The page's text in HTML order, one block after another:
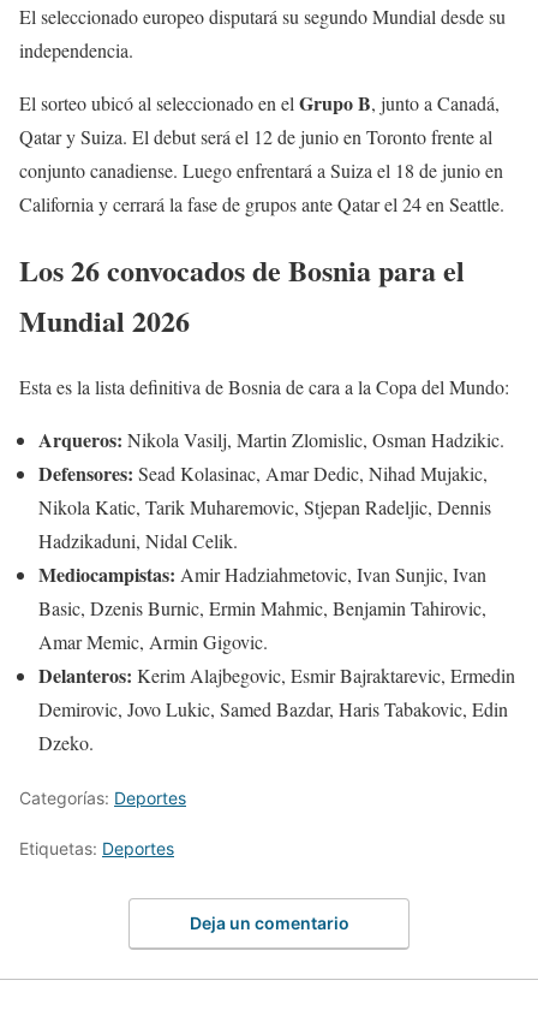
El seleccionado europeo disputará su segundo Mundial desde su
independencia.
El sorteo ubicó al seleccionado en el Grupo B, junto a Canadá,
Qatar y Suiza. El debut será el 12 de junio en Toronto frente al
conjunto canadiense. Luego enfrentará a Suiza el 18 de junio en
California y cerrará la fase de grupos ante Qatar el 24 en Seattle.
Los 26 convocados de Bosnia para el
Mundial 2026
Esta es la lista definitiva de Bosnia de cara a la Copa del Mundo:
Arqueros: Nikola Vasilj, Martin Zlomislic, Osman Hadzikic.
Defensores: Sead Kolasinac, Amar Dedic, Nihad Mujakic,
Nikola Katic, Tarik Muharemovic, Stjepan Radeljic, Dennis
Hadzikaduni, Nidal Celik.
Mediocampistas: Amir Hadziahmetovic, Ivan Sunjic, Ivan
Basic, Dzenis Burnic, Ermin Mahmic, Benjamin Tahirovic,
Amar Memic, Armin Gigovic.
Delanteros: Kerim Alajbegovic, Esmir Bajraktarevic, Ermedin
Demirovic, Jovo Lukic, Samed Bazdar, Haris Tabakovic, Edin
Dzeko.
Categorías: Deportes
Etiquetas: Deportes
Deja un comentario